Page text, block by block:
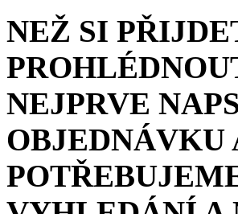
NEŽ SI
NEJPRVE
OBJEDNÁVKU